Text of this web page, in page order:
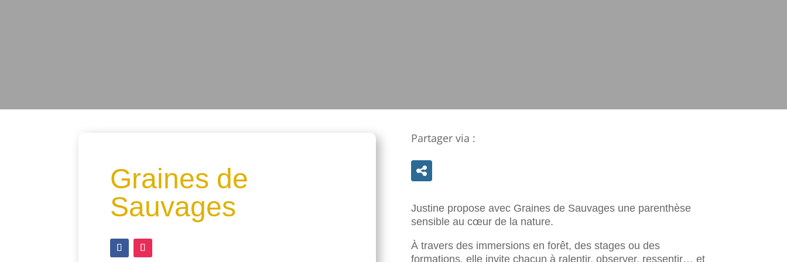
Graines de
Sauvages
Partager via :
Justine propose avec Graines de Sauvages une parenthèse
sensible au cœur de la nature.
À travers des immersions en forêt, des stages ou des
formations, elle invite chacun à ralentir, observer, ressentir… et